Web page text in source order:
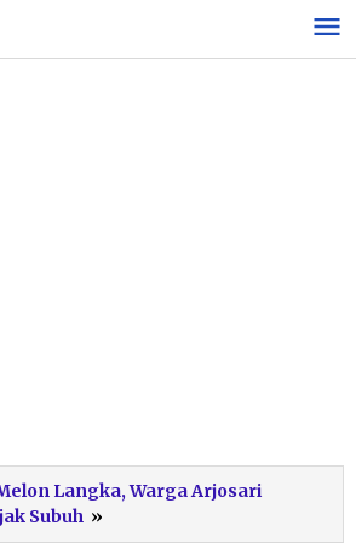
Langka, Warga Arjosari
Subuh »